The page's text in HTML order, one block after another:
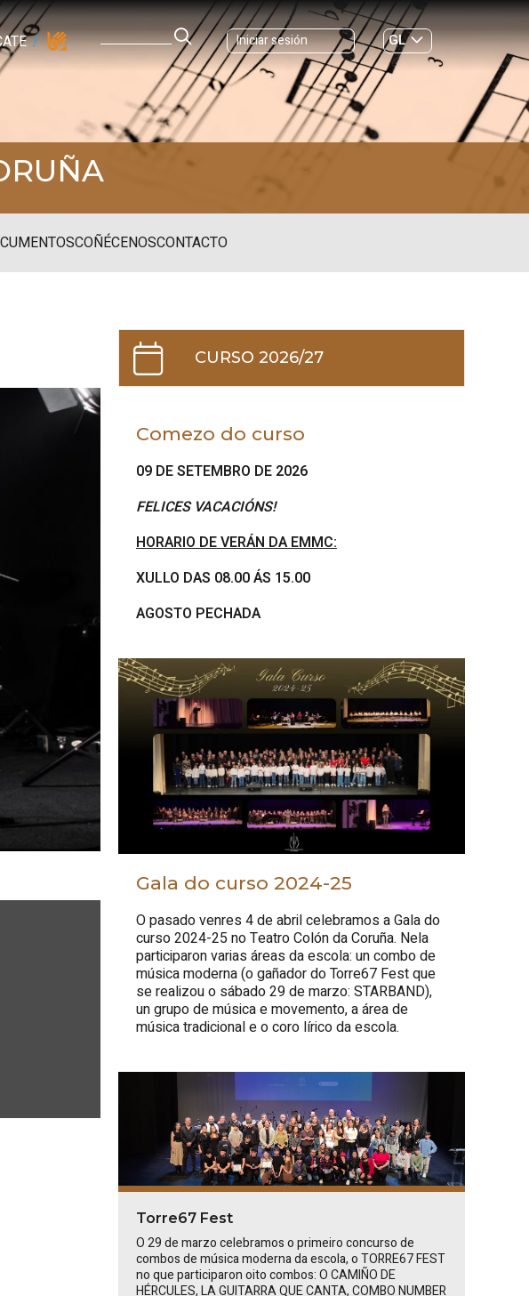
Iniciar sesión
GL
ES|
COÑÉCENOSCONTACTO
CURSO 2026/27
Comezo do curso
09 DE SETEMBRO DE 2026
FELICES VACACIÓNS!
HORARIO DE VERÁN DA EMMC:
XULLO DAS 08.00 ÁS 15.00
AGOSTO PECHADA
Gala do curso 2024-25
O pasado venres 4 de abril celebramos a Gala do
curso 2024-25 no Teatro Colón da Coruña. Nela
participaron varias áreas da escola: un combo de
música moderna (o gañador do Torre67 Fest que
se realizou o sábado 29 de marzo: STARBAND),
un grupo de música e movemento, a área de
música tradicional e o coro lírico da escola.
Torre67 Fest
O 29 de marzo celebramos o primeiro concurso de
combos de música moderna da escola, o TORRE67 FEST
no que participaron oito combos:O CAMIÑO DE
HÉRCULES, LA GUITARRA QUE CANTA, COMBO NUMBER